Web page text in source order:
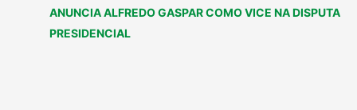
ANUNCIA ALFREDO GASPAR COMO VICE NA DISPUTA
PRESIDENCIAL